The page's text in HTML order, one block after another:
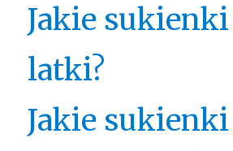
Jakie
latki?
Jakie sukienki